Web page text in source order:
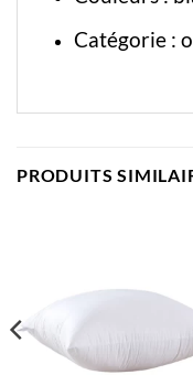
Catégorie :
PRODUITS